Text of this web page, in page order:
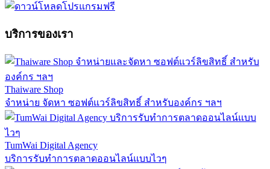
บริการของเรา
Thaiware Shop
จำหน่าย จัดหา ซอฟต์แวร์ลิขสิทธิ์ สำหรับองค์กร ฯลฯ
TumWai Digital Agency
บริการรับทำการตลาดออนไลน์แบบไวๆ